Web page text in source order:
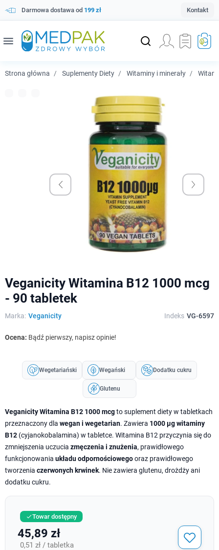
Darmowa dostawa od 199 zł Kontakt
menu
Strona główna Suplementy Diety Witaminy i minerały
Veganicity Witamina B12 1000 mcg
- 90 tabletek
Marka: Veganicity Indeks VG-6597
Ocena: Bądź pierwszy, napisz opinie!
Wegetariański Wegański Dodatku cukru
Glutenu
Veganicity Witamina B12 1000 mcgto suplement diety w tabletkach
przeznaczony dla wegan i wegetarian. Zawiera 1000 µg witaminy
B12 (cyjanokobalamina) w tabletce. Witamina B12 przyczynia się do
zmniejszenia uczucia zmęczenia i znużenia, prawidłowego
funkcjonowania układu odpornościowegooraz prawidłowego
tworzenia czerwonych krwinek. Nie zawiera glutenu, drożdży ani
dodatku cukru.
Towar dostępny
45,89 zł
0,51 zł / tabletka